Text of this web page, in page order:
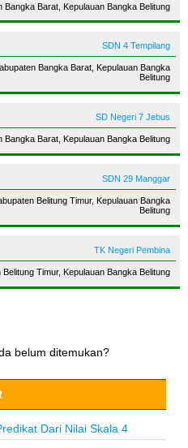
Bangka Barat, Kepulauan Bangka Belitung
SDN 4 Tempilang
Bangka Barat, Kepulauan Bangka
Belitung
SD Negeri 7 Jebus
Barat, Kepulauan Bangka Belitung
SDN 29 Manggar
Belitung Timur, Kepulauan Bangka
Belitung
TK Negeri Pembina
Belitung Timur, Kepulauan Bangka Belitung
belum ditemukan?
Dari Nilai Skala 4